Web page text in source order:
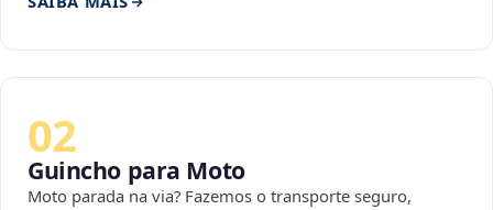
02
Guincho para Moto
Moto parada na via? Fazemos o transporte seguro,